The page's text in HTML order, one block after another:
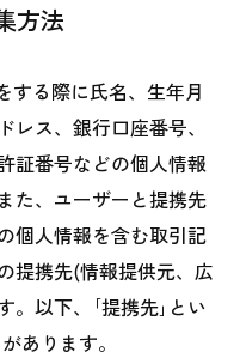
方法
する際に氏名、生年月
ス、銀行口座番号、
証番号などの個人情報
た、ユーザーと提携先
個人情報を含む取引記
提携先(情報提供元、広
。以下、｢提携先｣とい
あります。